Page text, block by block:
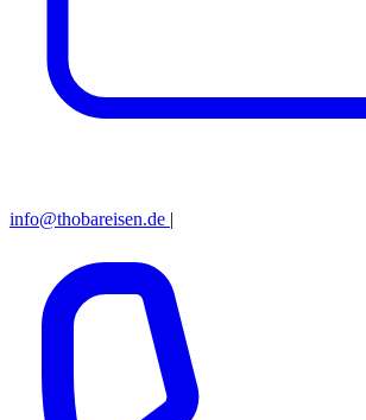
info@thobareisen.de |